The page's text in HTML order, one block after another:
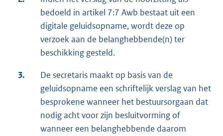
bedoeld in artikel 7:7 Awb bestaat uit een
digitale geluidsopname, wordt deze op
verzoek aan de belanghebbende(n) ter
beschikking gesteld.
3.
De secretaris maakt op basis van de
geluidsopname een schriftelijk verslag van het
besprokene wanneer het bestuursorgaan dat
nodig acht voor zijn besluitvorming of
wanneer een belanghebbende daarom